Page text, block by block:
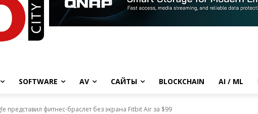
SOFTWARE AV САЙТЫ BLOCKCHAIN AI / ML
представил фитнес-браслет без экрана Fitbit Air за $99